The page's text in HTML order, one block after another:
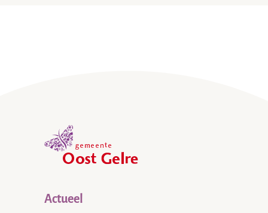
Actueel